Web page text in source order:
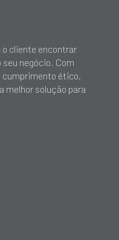
o cliente encontrar
negócio. Com
cumprimento ético,
melhor solução para